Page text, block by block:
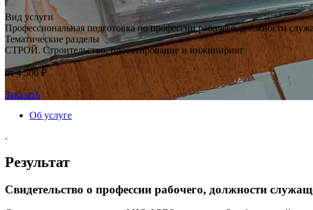
Вид услуги
Профессиональная подготовка по профессии рабочего, должности
Тематические разделы
СТРОЙ. Строительство, проектирование и инжиниринг
от 4 500 ₽
Заказать
Об услуге
.
Результат
Свидетельство о профессии рабочего, должности